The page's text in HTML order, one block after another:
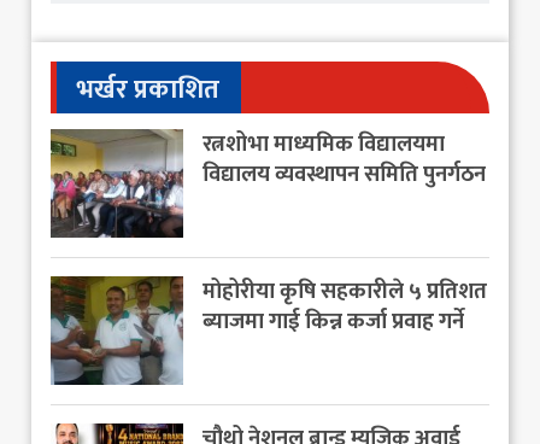
भर्खर प्रकाशित
रत्नशोभा माध्यमिक विद्यालयमा
विद्यालय व्यवस्थापन समिति पुनर्गठन
मोहोरीया कृषि सहकारीले ५ प्रतिशत
ब्याजमा गाई किन्न कर्जा प्रवाह गर्ने